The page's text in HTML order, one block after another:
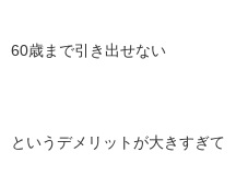
60歳まで引き出せない
というデメリットが大きすぎて